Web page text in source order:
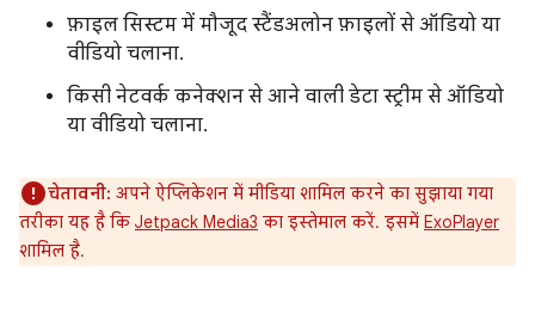
फ़ाइल सिस्टम में मौजूद स्टैंडअलोन फ़ाइलों से ऑडियो या
वीडियो चलाना.
किसी नेटवर्क कनेक्शन से आने वाली डेटा स्ट्रीम से ऑडियो
या वीडियो चलाना.
चेतावनी: अपने ऐप्लिकेशन में मीडिया शामिल करने का सुझाया गया
तरीका यह है कि Jetpack Media3 का इस्तेमाल करें. इसमें ExoPlayer
शामिल है.